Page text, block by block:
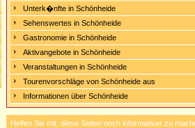
Unterk�nfte in Schönheide
Sehenswertes in Schönheide
Gastronomie in Schönheide
Aktivangebote in Schönheide
Veranstaltungen in Schönheide
Tourenvorschläge von Schönheide aus
Informationen über Schönheide
Helfen Sie mit, diese Seiten noch informativer zu